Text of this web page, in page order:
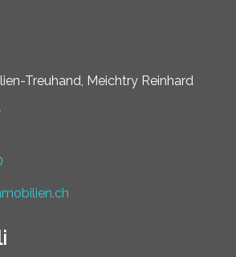
Treuhand, Meichtry Reinhard